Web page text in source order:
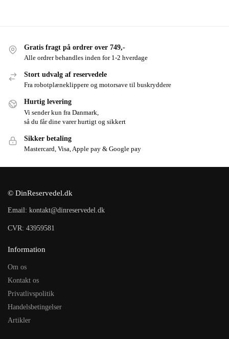
Gratis fragt på ordrer over 749,-
Alle ordrer behandles inden for 1-2 hverdage
Stort udvalg af reservedele
Fra robotplæneklippere og motorsave til buskryddere
Hurtig levering
Vi sender kun fra Danmark,
så du får dine varer hurtigt og sikkert
Sikker betaling
Mastercard, Visa, Apple pay & Google pay
© DinReservedel.dk
Email: kontakt@dinreservedel.dk
CVR: 43959581
Information
Om os
Kontakt os
Privatlivspolitik
Handelsbetingelser
Artikler